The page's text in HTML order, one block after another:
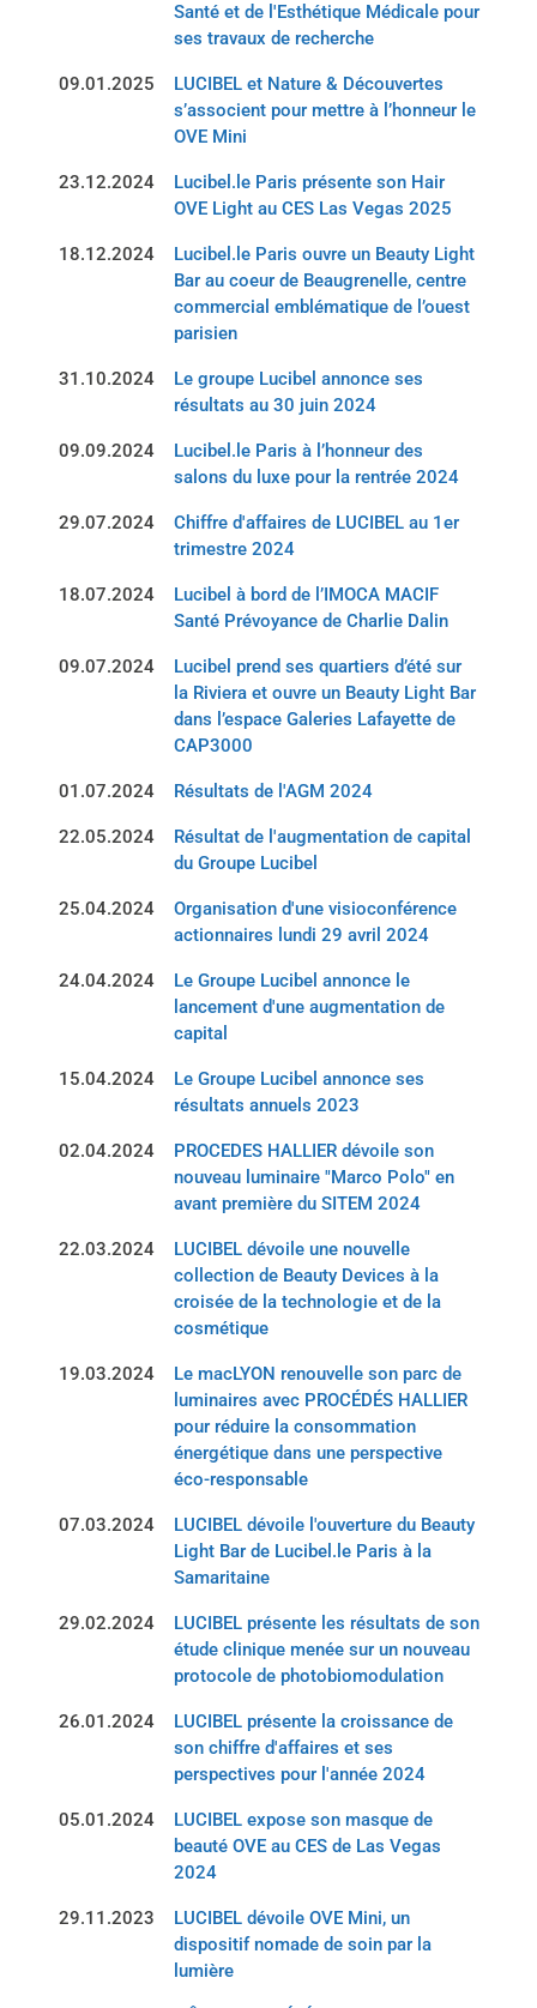
Santé et de l'Esthétique Médicale pour
ses travaux de recherche
09.01.2025
LUCIBEL et Nature & Découvertes
s’associent pour mettre à l’honneur le
OVE Mini
23.12.2024
Lucibel.le Paris présente son Hair
OVE Light au CES Las Vegas 2025
18.12.2024
Lucibel.le Paris ouvre un Beauty Light
Bar au coeur de Beaugrenelle, centre
commercial emblématique de l’ouest
parisien
31.10.2024
Le groupe Lucibel annonce ses
résultats au 30 juin 2024
09.09.2024
Lucibel.le Paris à l’honneur des
salons du luxe pour la rentrée 2024
29.07.2024
Chiffre d'affaires de LUCIBEL au 1er
trimestre 2024
18.07.2024
Lucibel à bord de l’IMOCA MACIF
Santé Prévoyance de Charlie Dalin
09.07.2024
Lucibel prend ses quartiers d’été sur
la Riviera et ouvre un Beauty Light Bar
dans l’espace Galeries Lafayette de
CAP3000
01.07.2024 Résultats de l'AGM 2024
22.05.2024
Résultat de l'augmentation de capital
du Groupe Lucibel
25.04.2024
Organisation d'une visioconférence
actionnaires lundi 29 avril 2024
24.04.2024
Le Groupe Lucibel annonce le
lancement d'une augmentation de
capital
15.04.2024
Le Groupe Lucibel annonce ses
résultats annuels 2023
02.04.2024
PROCEDES HALLIER dévoile son
nouveau luminaire "Marco Polo" en
avant première du SITEM 2024
22.03.2024
LUCIBEL dévoile une nouvelle
collection de Beauty Devices à la
croisée de la technologie et de la
cosmétique
19.03.2024
Le macLYON renouvelle son parc de
luminaires avec PROCÉDÉS HALLIER
pour réduire la consommation
énergétique dans une perspective
éco-responsable
07.03.2024
LUCIBEL dévoile l'ouverture du Beauty
Light Bar de Lucibel.le Paris à la
Samaritaine
29.02.2024
LUCIBEL présente les résultats de son
étude clinique menée sur un nouveau
protocole de photobiomodulation
26.01.2024
LUCIBEL présente la croissance de
son chiffre d'affaires et ses
perspectives pour l'année 2024
05.01.2024
LUCIBEL expose son masque de
beauté OVE au CES de Las Vegas
2024
29.11.2023
LUCIBEL dévoile OVE Mini, un
dispositif nomade de soin par la
lumière